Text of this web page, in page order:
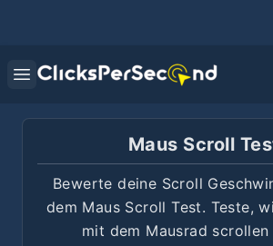
Open main menu
Maus Scroll
Bewerte deine Scroll
dem Maus Scroll Test. Teste,
mit dem Mausrad scrollen